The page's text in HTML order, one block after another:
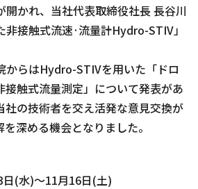
開かれ、当社代表取締役社長 長谷川
接触式流速·流量計Hydro-STIV」
からはHydro-STIVを用いた「ドロ
接触式流量測定」について発表があ
社の技術者を交え活発な意見交換が
深める機会となりました。
(水)～11月16日(土)